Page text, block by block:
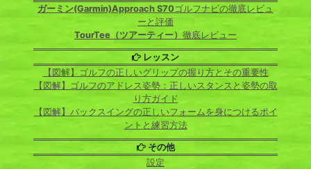
ガーミン(Garmin)Approach S70ゴルフナビの徹底レビュ
ーと評価
TourTee（ツアーティー） 徹底レビュー
レッスン
【図解】ゴルフの正しいグリップの握り方とその重要性
【図解】ゴルフのアドレス姿勢：正しいスタンスと姿勢の取
り方ガイド
【図解】バックスイングの正しいフォームを身につけるポイ
ントと練習方法
その他
設定